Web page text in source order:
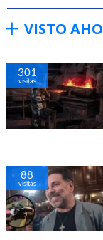
VISTO
301
visitas
88
visitas